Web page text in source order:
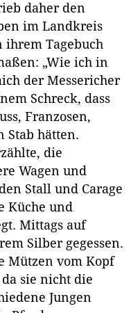
daher den
im Landkreis
ihrem Tagebuch
„Wie ich in
der Messericher
Schreck, dass
Franzosen,
Stab hätten.
die
Wagen und
Stall und Carage
Küche und
Mittags auf
Silber gegessen.
Mützen vom Kopf
sie nicht die
Jungen